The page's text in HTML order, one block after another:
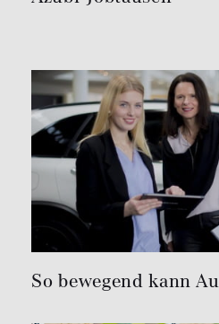
So bewegend kann